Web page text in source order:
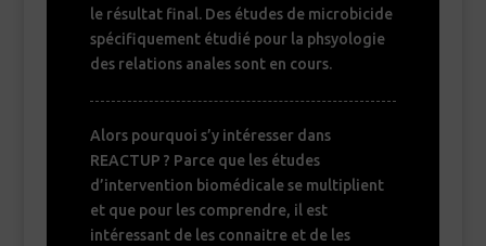
le résultat final. Des études de microbicide
spécifiquement étudié pour la phsyologie
des relations anales sont en cours.
Alors pourquoi s’y intéresser dans
REACTUP ? Parce que les études
d’intervention biomédicale se multiplient
et que pour les comprendre, il est
intéressant de les connaitre et de les